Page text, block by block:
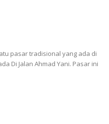
pasar tradisional yang ada di
Di Jalan Ahmad Yani. Pasar ini